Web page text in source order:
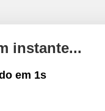
instante...
em 1s